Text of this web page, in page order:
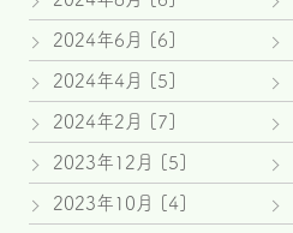
2024年6月 [6]
2024年4月 [5]
2024年2月 [7]
2023年12月 [5]
2023年10月 [4]